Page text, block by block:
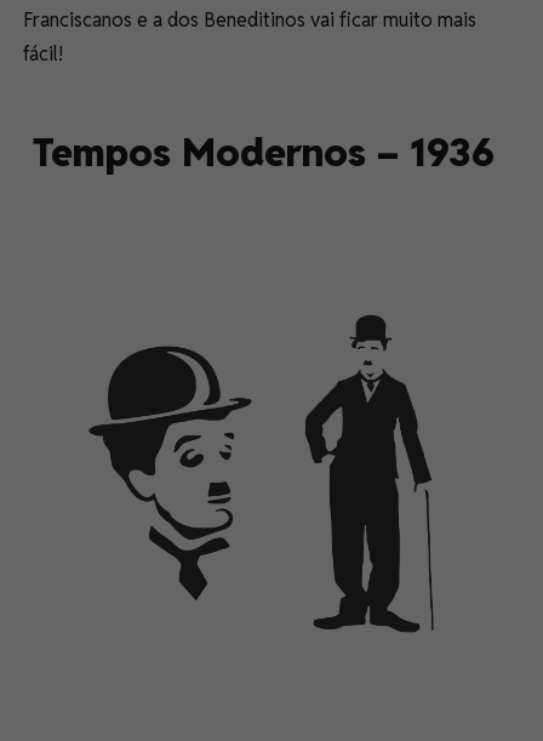
Franciscanos e a dos Beneditinos vai ficar muito mais
fácil!
Tempos Modernos – 1936